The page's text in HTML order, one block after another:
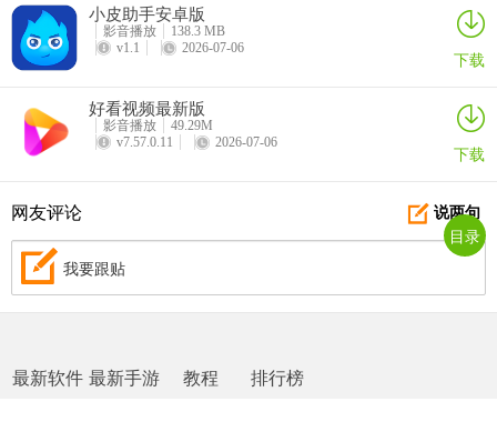
小皮助手安卓版
影音播放
138.3 MB
v1.1
2026-07-06 下载
好看视频最新版
影音播放
49.29M
v7.57.0.11
2026-07-06 下载
说两句
网友评论
我要跟贴
最新软件 最新手游 教程 排行榜
目录